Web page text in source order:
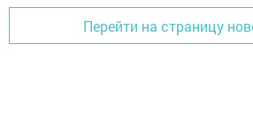
Перейти на страницу